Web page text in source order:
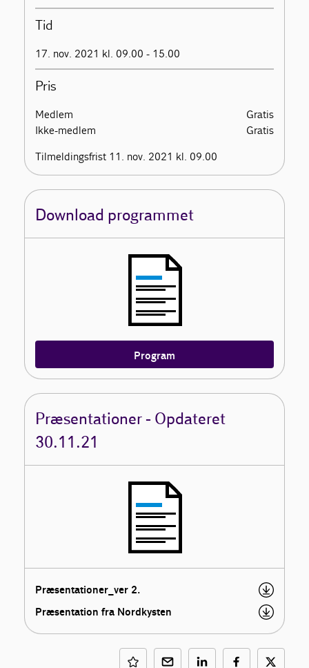
Tid
17. nov. 2021 kl. 09.00 - 15.00
Pris
Medlem
Gratis
Ikke-medlem
Gratis
Tilmeldingsfrist 11. nov. 2021 kl. 09.00
Download programmet
Program
Præsentationer - Opdateret
30.11.21
Præsentationer_ver 2.
Præsentation fra Nordkysten